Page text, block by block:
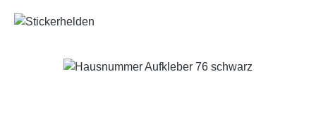
Bildergalerie überspringen